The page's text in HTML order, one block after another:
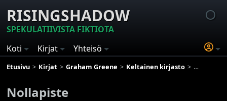
RISINGSHADOW
SPEKULATIIVISTA FIKTIOTA
Koti
Kirjat Yhteisö
Etusivu Kirjat Graham Greene Keltainen kirjasto Nollapiste
Nollapiste